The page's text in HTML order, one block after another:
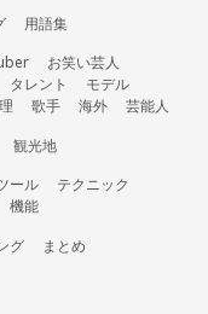
用語集
お笑い芸人
タレント
モデル
歌手 海外
芸能人
観光地
ール
テクニック
機能
グ まとめ